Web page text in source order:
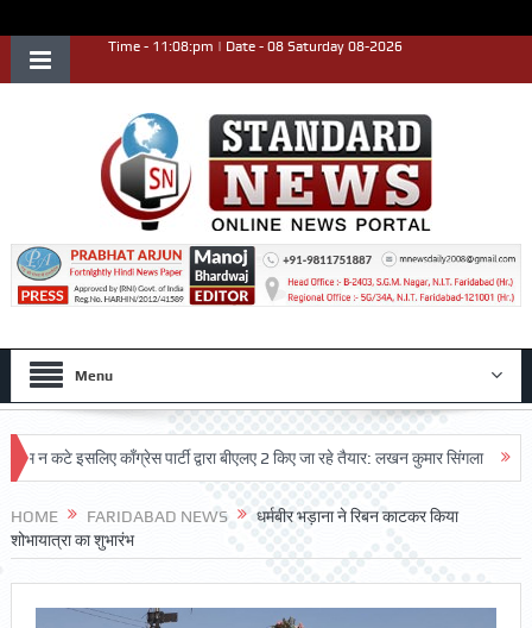
Time - 11:08:pm | Date - 08 Saturday 08-2026
Menu
इसलिए काँग्रेस पार्टी द्वारा बीएलए 2 किए जा रहे तैयार: लखन कुमार सिंगला सिद्धपीठ
HOME FARIDABAD NEWS
धर्मबीर भड़ाना ने रिबन काटकर किया
शोभायात्रा का शुभारंभ